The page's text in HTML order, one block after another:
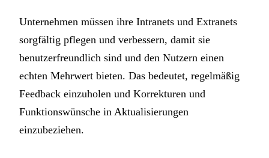
Unternehmen müssen ihre Intranets und Extranets
sorgfältig pflegen und verbessern, damit sie
benutzerfreundlich sind und den Nutzern einen
echten Mehrwert bieten. Das bedeutet, regelmäßig
Feedback einzuholen und Korrekturen und
Funktionswünsche in Aktualisierungen
einzubeziehen.